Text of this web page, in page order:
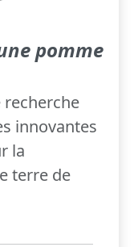
pomme
recherche
innovantes
la
terre de